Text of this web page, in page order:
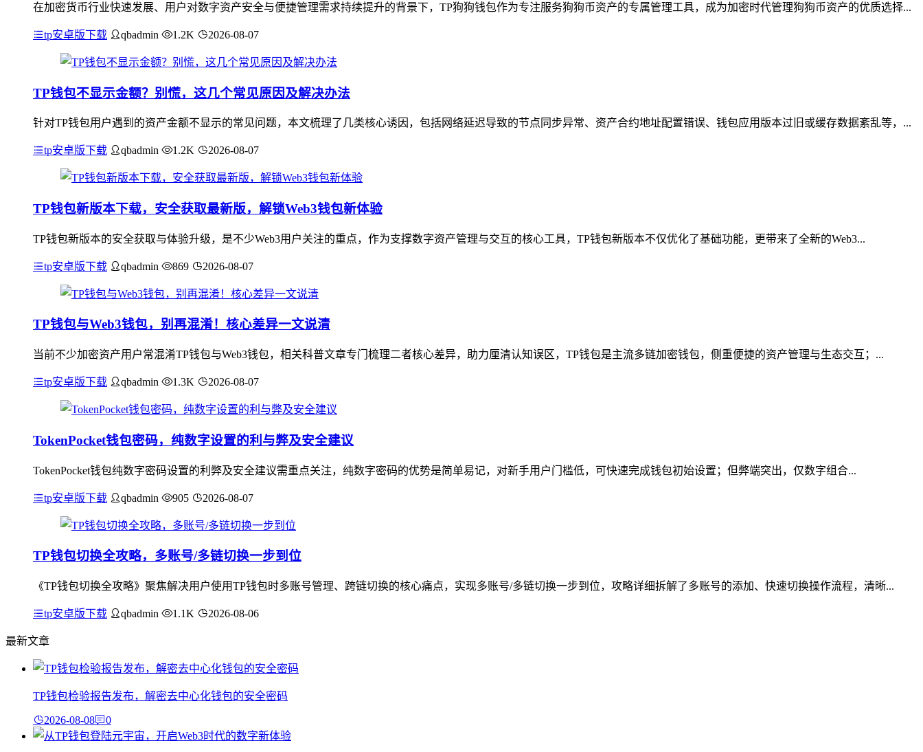
在加密货币行业快速发展、用户对数字资产安全与便捷管理需求持续提升的背景下，TP狗狗钱包作为专注服务狗狗币资产的专属管理工具，成为加密时代管理狗狗币资产的优质选择...
tp安卓版下载 qbadmin 1.2K 2026-08-07
TP钱包不显示金额？别慌，这几个常见原因及解决办法
针对TP钱包用户遇到的资产金额不显示的常见问题，本文梳理了几类核心诱因，包括网络延迟导致的节点同步异常、资产合约地址配置错误、钱包应用版本过旧或缓存数据紊乱等，...
tp安卓版下载 qbadmin 1.2K 2026-08-07
TP钱包新版本下载，安全获取最新版，解锁Web3钱包新体验
TP钱包新版本的安全获取与体验升级，是不少Web3用户关注的重点，作为支撑数字资产管理与交互的核心工具，TP钱包新版本不仅优化了基础功能，更带来了全新的Web3...
tp安卓版下载 qbadmin 869 2026-08-07
TP钱包与Web3钱包，别再混淆！核心差异一文说清
当前不少加密资产用户常混淆TP钱包与Web3钱包，相关科普文章专门梳理二者核心差异，助力厘清认知误区，TP钱包是主流多链加密钱包，侧重便捷的资产管理与生态交互；...
tp安卓版下载 qbadmin 1.3K 2026-08-07
TokenPocket钱包密码，纯数字设置的利与弊及安全建议
TokenPocket钱包纯数字密码设置的利弊及安全建议需重点关注，纯数字密码的优势是简单易记，对新手用户门槛低，可快速完成钱包初始设置；但弊端突出，仅数字组合...
tp安卓版下载 qbadmin 905 2026-08-07
TP钱包切换全攻略，多账号/多链切换一步到位
《TP钱包切换全攻略》聚焦解决用户使用TP钱包时多账号管理、跨链切换的核心痛点，实现多账号/多链切换一步到位，攻略详细拆解了多账号的添加、快速切换操作流程，清晰...
tp安卓版下载 qbadmin 1.1K 2026-08-06
最新文章
TP钱包检验报告发布，解密去中心化钱包的安全密码
2026-08-08 0